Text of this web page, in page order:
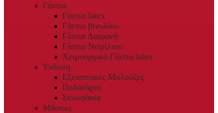
Γάντια
Γάντια latex
Γάντια βινυλίου
Γάντια Διαφανή
Γάντια Νιτρίλιου
Χειρουργικά Γάντια latex
Ένδυση
Εξεταστικές Μπλούζες
Ποδονάρια
Σκουφάκια
Μάσκες